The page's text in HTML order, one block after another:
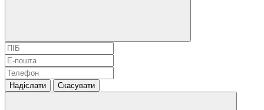
Надіслати Скасувати